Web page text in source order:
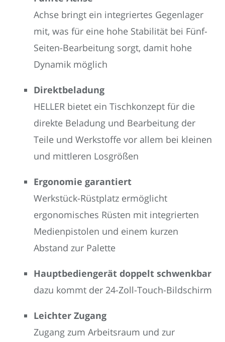
Achse bringt ein integriertes Gegenlager
mit, was für eine hohe Stabilität bei Fünf-
Seiten-Bearbeitung sorgt, damit hohe
Dynamik möglich
Direktbeladung
HELLER bietet ein Tischkonzept für die
direkte Beladung und Bearbeitung der
Teile und Werkstoffe vor allem bei kleinen
und mittleren Losgrößen
Ergonomie garantiert
Werkstück-Rüstplatz ermöglicht
ergonomisches Rüsten mit integrierten
Medienpistolen und einem kurzen
Abstand zur Palette
Hauptbediengerät doppelt schwenkbar
dazu kommt der 24-Zoll-Touch-Bildschirm
Leichter Zugang
Zugang zum Arbeitsraum und zur